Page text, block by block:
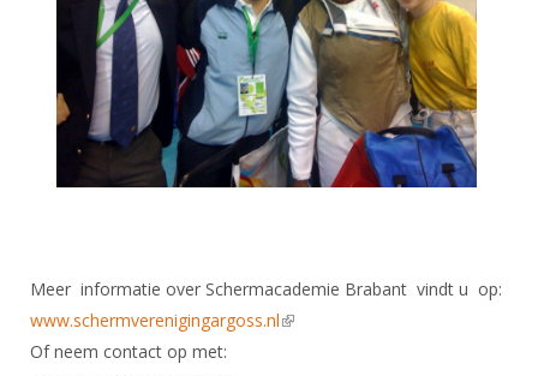
Meer informatie over Schermacademie Brabant vindt u op:
www.schermverenigingargoss.nl(link is external)
Of neem contact op met: